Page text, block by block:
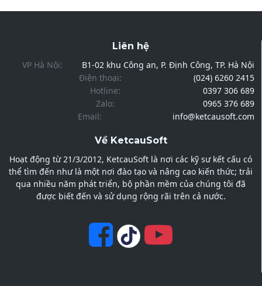
Liên hệ
VP Hà Nội:
B1-02 khu Công an, P. Định Công, TP. Hà Nội
Điện thoại:
(024) 6260 2415
Hotline:
0397 306 689
Zalo:
0965 376 689
Email:
info@ketcausoft.com
Về KetcauSoft
Hoạt động từ 21/3/2012, KetcauSoft là nơi các kỹ sư kết cấu có
thể tìm đến như là một nơi đào tạo và nâng cao kiến thức; trải
qua nhiều năm phát triển, bộ phần mềm của chúng tôi đã
được biết đến và sử dụng rộng rãi trên cả nước.